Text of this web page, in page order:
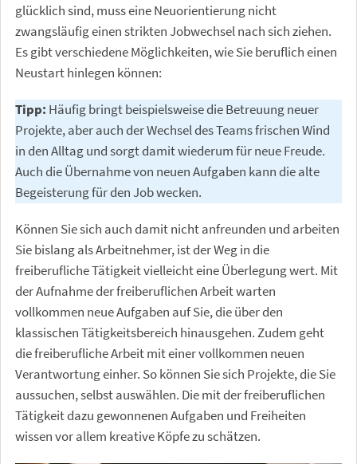
glücklich sind, muss eine Neuorientierung nicht
zwangsläufig einen strikten Jobwechsel nach sich ziehen.
Es gibt verschiedene Möglichkeiten, wie Sie beruflich einen
Neustart hinlegen können:
Tipp: Häufig bringt beispielsweise die Betreuung neuer
Projekte, aber auch der Wechsel des Teams frischen Wind
in den Alltag und sorgt damit wiederum für neue Freude.
Auch die Übernahme von neuen Aufgaben kann die alte
Begeisterung für den Job wecken.
Können Sie sich auch damit nicht anfreunden und arbeiten
Sie bislang als Arbeitnehmer, ist der Weg in die
freiberufliche Tätigkeit vielleicht eine Überlegung wert. Mit
der Aufnahme der freiberuflichen Arbeit warten
vollkommen neue Aufgaben auf Sie, die über den
klassischen Tätigkeitsbereich hinausgehen. Zudem geht
die freiberufliche Arbeit mit einer vollkommen neuen
Verantwortung einher. So können Sie sich Projekte, die Sie
aussuchen, selbst auswählen. Die mit der freiberuflichen
Tätigkeit dazu gewonnenen Aufgaben und Freiheiten
wissen vor allem kreative Köpfe zu schätzen.